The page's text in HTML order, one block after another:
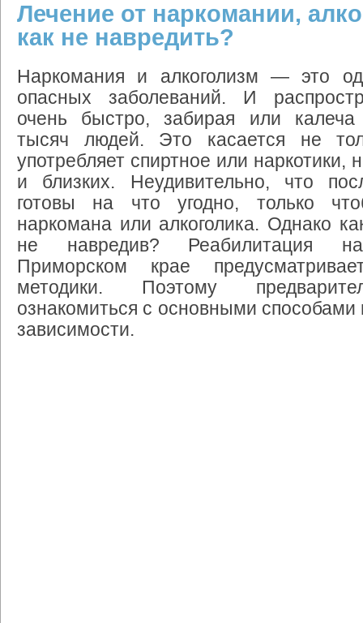
Лечение от наркомании,
как не навредить?
Наркомания и алкоголизм — это
опасных заболеваний. И
очень быстро, забирая или
тысяч людей. Это касается не
употребляет спиртное или наркотики,
и близких. Неудивительно, что
готовы на что угодно, только
наркомана или алкоголика. Однако
не навредив? Реабилитация
Приморском крае
методики. Поэтому
ознакомиться с основными способами
зависимости.